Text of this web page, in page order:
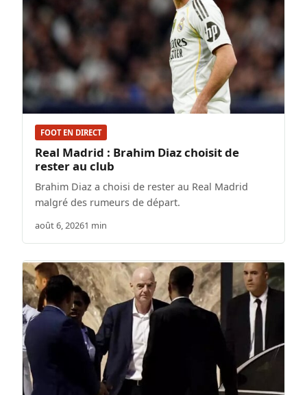
FOOT EN DIRECT
Real Madrid : Brahim Diaz choisit de
rester au club
Brahim Diaz a choisi de rester au Real Madrid
malgré des rumeurs de départ.
août 6, 20261 min